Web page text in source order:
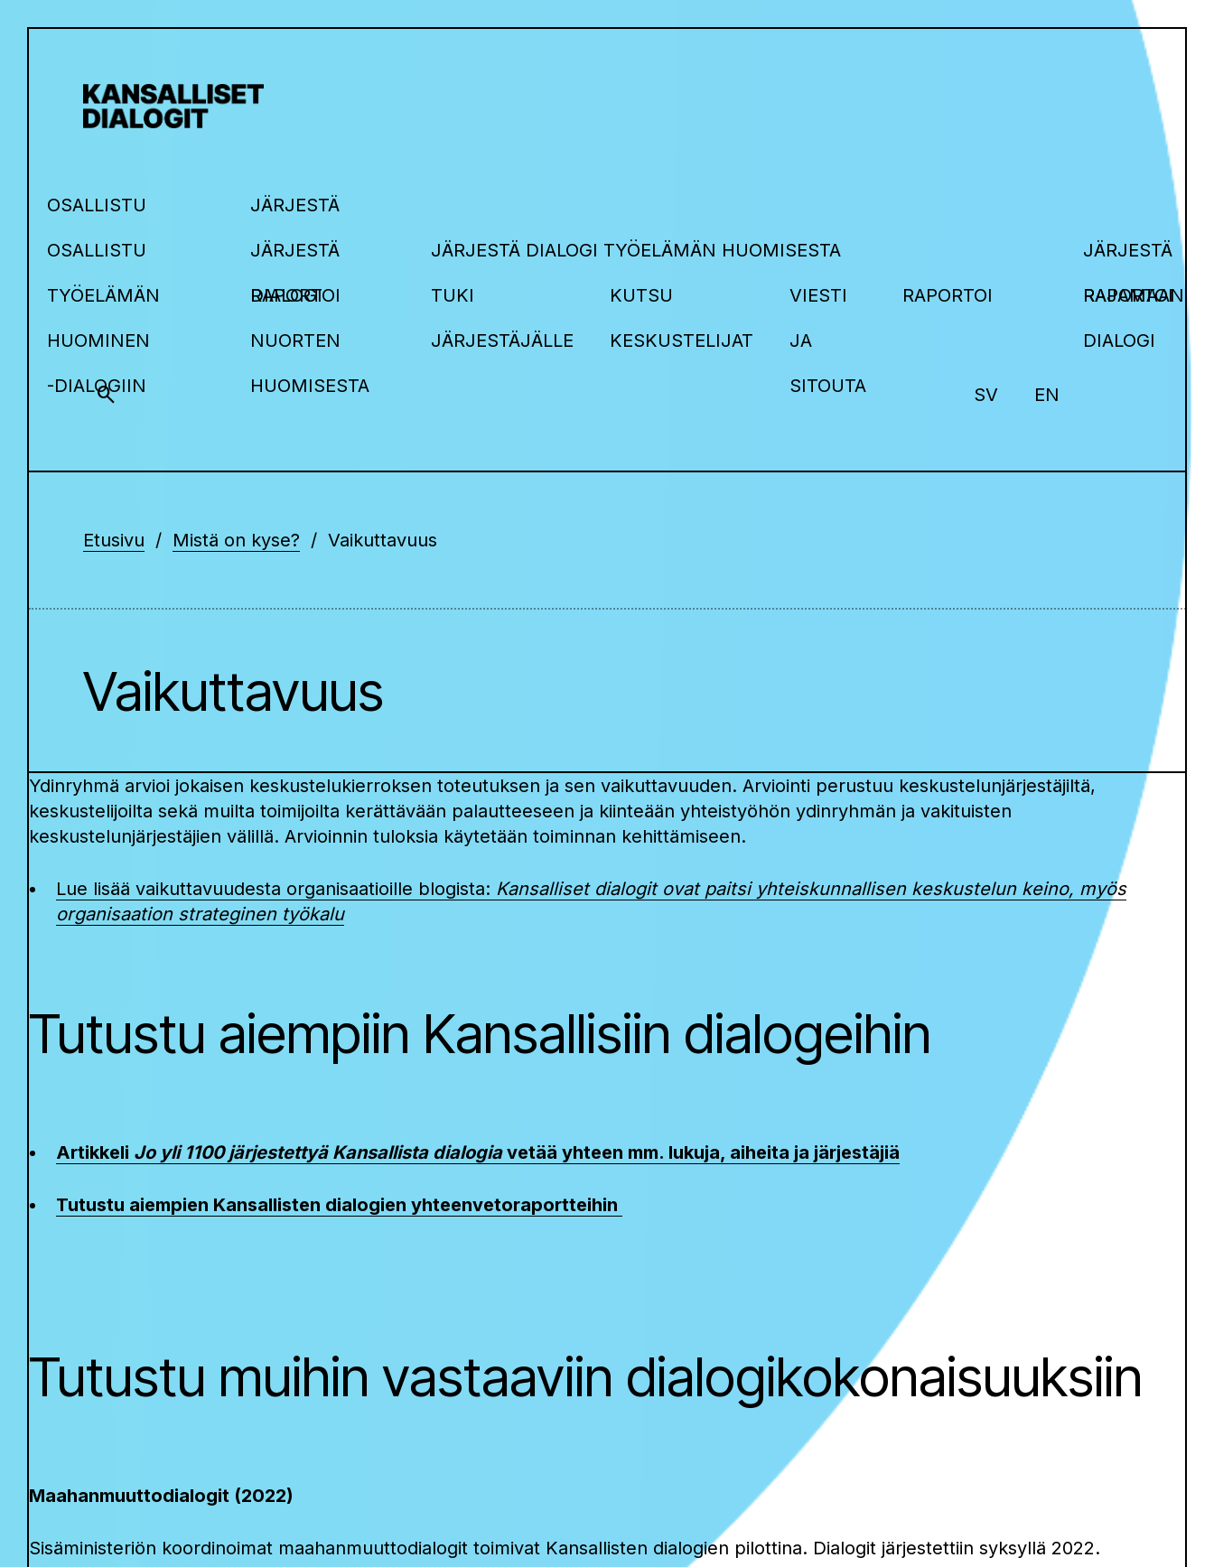
OSALLISTU
OSALLISTU
TYÖELÄMÄN
HUOMINEN
-DIALOGIIN
JÄRJESTÄ
JÄRJESTÄ
DIALOGI
NUORTEN
HUOMISESTA
RAPORTOI
JÄRJESTÄ DIALOGI TYÖELÄMÄN HUOMISESTA
TUKI
JÄRJESTÄJÄLLE
KUTSU
KESKUSTELIJAT
VIESTI
JA
SITOUTA
RAPORTOI
JÄRJESTÄ
RAJAMAAN
DIALOGI
RAPORTOI
search SV EN
Etusivu Mistä on kyse? Vaikuttavuus
Vaikuttavuus
Ydinryhmä arvioi jokaisen keskustelukierroksen toteutuksen ja sen vaikuttavuuden. Arviointi perustuu keskustelunjärjestäjiltä,
keskustelijoilta sekä muilta toimijoilta kerättävään palautteeseen ja kiinteään yhteistyöhön ydinryhmän ja vakituisten
keskustelunjärjestäjien välillä. Arvioinnin tuloksia käytetään toiminnan kehittämiseen.
Lue lisää vaikuttavuudesta organisaatioille blogista: Kansalliset dialogit ovat paitsi yhteiskunnallisen keskustelun keino, myös
organisaation strateginen työkalu
Tutustu aiempiin Kansallisiin dialogeihin
Artikkeli Jo yli 1100 järjestettyä Kansallista dialogiavetää yhteen mm. lukuja, aiheita ja järjestäjiä
Tutustu aiempien Kansallisten dialogien yhteenvetoraportteihin
Tutustu muihin vastaaviin dialogikokonaisuuksiin
Maahanmuutto­dialogit (2022)
Sisäministeriön koordinoimat maahanmuuttodialogit toimivat Kansallisten dialogien pilottina. Dialogit järjestettiin syksyllä 2022.